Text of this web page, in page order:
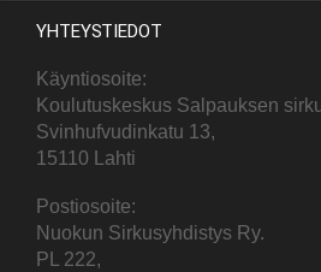
YHTEYSTIEDOT
Käyntiosoite:
Koulutuskeskus Salpauksen
Svinhufvudinkatu 13,
15110 Lahti
Postiosoite:
Nuokun Sirkusyhdistys Ry.
PL 222,